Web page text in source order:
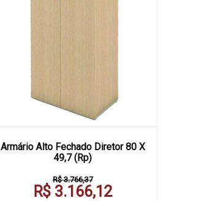
Armário Alto Fechado Diretor 80 X
49,7 (Rp)
R$ 3.766,37
R$ 3.166,12